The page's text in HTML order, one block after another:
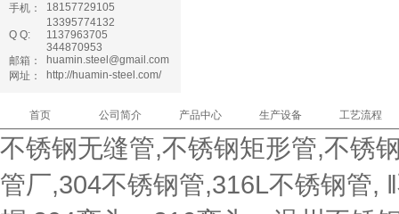
手机：
18157729105
13395774132
Q Q:
1137963705
344870953
邮箱：
huamin.steel@gmail.com
网址：
http://huamin-steel.com/
首页 公司简介 产品中心 生产设备 工艺流程
不锈钢无缝管,不锈钢矩形管,不锈
管厂,304不锈钢管,316L不锈钢管,